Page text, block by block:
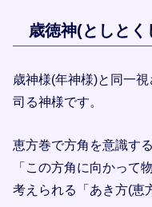
歳徳神(としとく
歳神様(年神様)と同一
司る神様です。
恵方巻で方角を意識す
「この方角に向かって
考えられる「あき方(恵